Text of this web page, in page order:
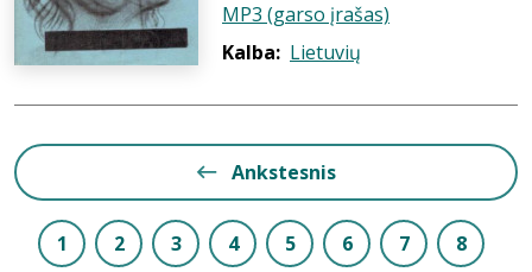
MP3 (garso įrašas)
Kalba: Lietuvių
Ankstesnis
1 2 3 4 5 6 7 8